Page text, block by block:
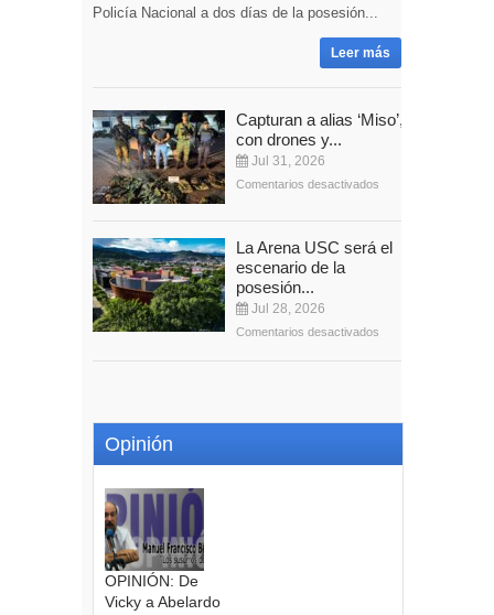
Policía Nacional a dos días de la posesión...
Leer más
Capturan a alias ‘Miso’,
con drones y...
Jul 31, 2026
Comentarios desactivados
La Arena USC será el
escenario de la
posesión...
Jul 28, 2026
Comentarios desactivados
Opinión
OPINIÓN: De
Vicky a Abelardo